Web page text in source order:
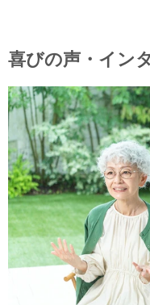
喜びの声・イン